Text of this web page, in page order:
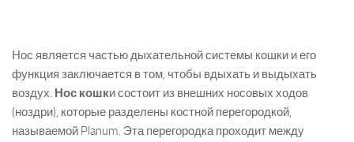
Нос является частью дыхательной системы кошки и его
функция заключается в том, чтобы вдыхать и выдыхать
воздух. Нос кошки состоит из внешних носовых ходов
(ноздри), которые разделены костной перегородкой,
называемой Planum. Эта перегородка проходит между